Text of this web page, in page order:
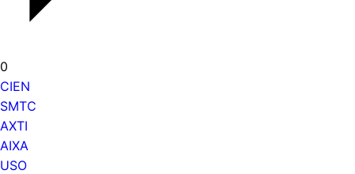
0
CIEN
SMTC
AXTI
AIXA
USO